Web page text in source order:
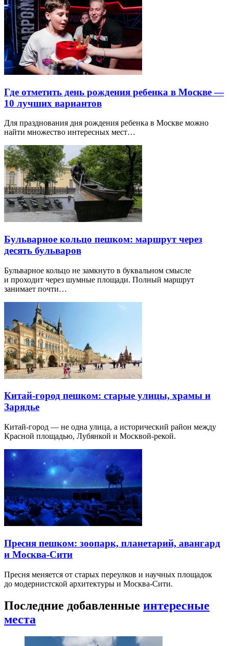
Где отметить день рождения ребенка в Москве —
10 лучших вариантов
Для празднования дня рождения ребенка в Москве можно
найти множество интересных мест…
Бульварное кольцо пешком: маршрут через
десять бульваров
Бульварное кольцо не замкнуто в буквальном смысле
и проходит через шумные площади. Полный маршрут
занимает почти…
Китай-город пешком: старые улицы, храмы и
Зарядье
Китай-город — не одна улица, а исторический район между
Красной площадью, Лубянкой и Москвой-рекой.
Пресня пешком: зоопарк, планетарий, авангард
и Москва-Сити
Пресня меняется от старых переулков и научных площадок
до модернистской архитектуры и Москва-Сити.
Последние добавленные интересные
места